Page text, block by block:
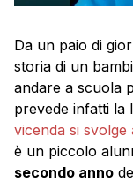
Da un paio di
storia di un
andare a scuola
prevede infatti la
vicenda si svolge
è un piccolo
secondo anno